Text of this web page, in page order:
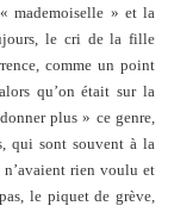
mademoiselle » et la
le cri de la fille
comme un point
qu’on était sur la
plus » ce genre,
qui sont souvent à la
n’avaient rien voulu et
le piquet de grève,